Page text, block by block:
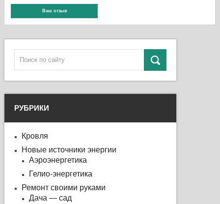
РУБРИКИ
Кровля
Новые источники энергии
Аэроэнергетика
Гелио-энергетика
Ремонт своими руками
Дача — сад